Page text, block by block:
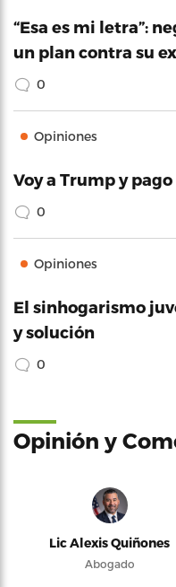
“Esa es mi letra”:
un plan contra su
0
Opiniones
Voy a Trump y
0
Opiniones
El sinhogarismo
y solución
0
Opinión y
Lic Alexis Quiñones
Abogado